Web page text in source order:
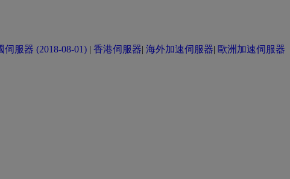
伺服器 (2018-08-01) | 香港伺服器| 海外加速伺服器| 歐洲加速伺服器